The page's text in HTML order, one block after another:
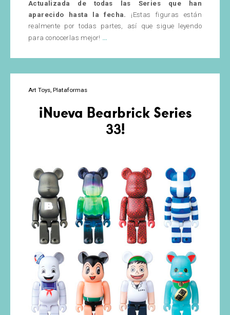
Actualizada de todas las Series que han
aparecido hasta la fecha.
¡Estas figuras están
realmente por todas partes, así que sigue leyendo
para conocerlas mejor! …
los
Dunny?
todas
las
Art Toys Plataformas
¡Nueva Bearbrick Series
33!